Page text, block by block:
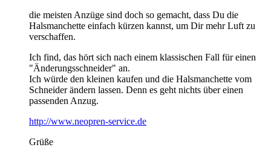
die meisten Anzüge sind doch so gemacht, dass Du die
Halsmanchette einfach kürzen kannst, um Dir mehr Luft zu
verschaffen.
Ich find, das hört sich nach einem klassischen Fall für einen
"Änderungsschneider" an.
Ich würde den kleinen kaufen und die Halsmanchette vom
Schneider ändern lassen. Denn es geht nichts über einen
passenden Anzug.
http://www.neopren-service.de
Grüße